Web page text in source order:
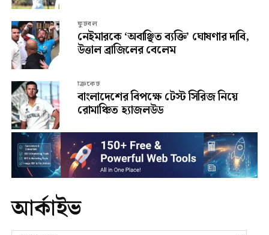
ফুটবল
নেইমারকে ‘অবাঞ্ছিত ব্যক্তি’ ঘোষণার দাবি,
উত্তাল ব্রাজিলের বেলেম
ক্রিকেট
বাংলাদেশের বিপক্ষে টেস্ট সিরিজ নিয়ে
রোমাঞ্চিত হ্যাজলউড
আর্কাইভ